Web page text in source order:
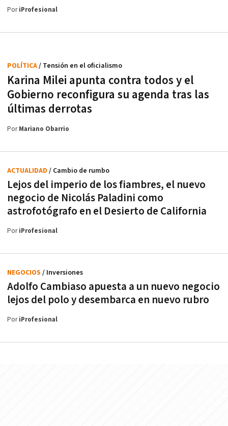
PoriProfesional
Karina Milei apunta contra todos y el
Gobierno reconfigura su agenda tras las
últimas derrotas
POLÍTICA/ Tensión en el oficialismo
PorMariano Obarrio
Lejos del imperio de los fiambres, el nuevo
negocio de Nicolás Paladini como
astrofotógrafo en el Desierto de California
ACTUALIDAD / Cambio de rumbo
PoriProfesional
Adolfo Cambiaso apuesta a un nuevo negocio
lejos del polo y desembarca en nuevo rubro
NEGOCIOS / Inversiones
PoriProfesional